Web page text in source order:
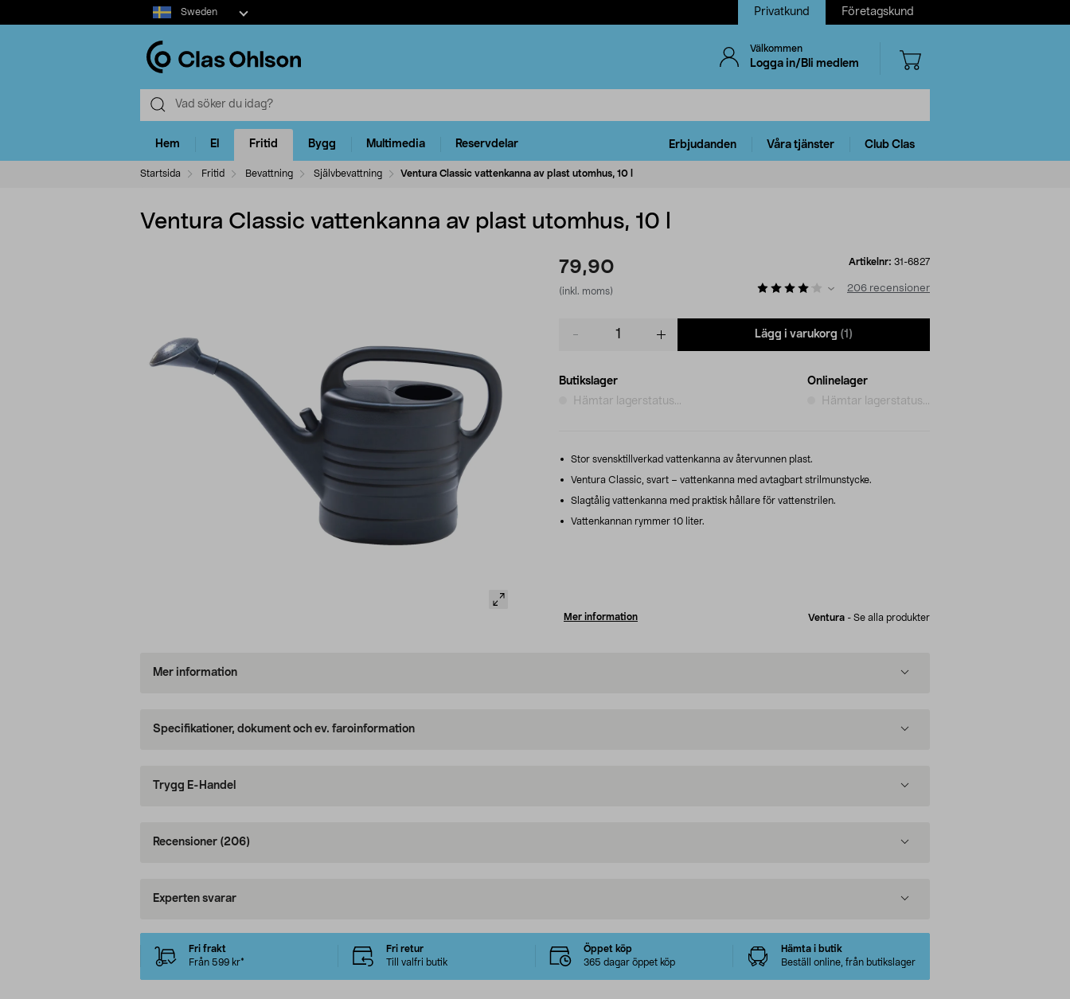
Select
market
Sweden Privatkund Företagskund
Välkommen
Logga in/Bli medlem
Hem El Fritid Bygg Multimedia Reservdelar Erbjudanden Våra tjänster Club Clas
Startsida Fritid Bevattning Självbevattning Ventura Classic vattenkanna av plast utomhus, 10 l
Ventura Classic vattenkanna av plast utomhus, 10 l
79,90
(inkl. moms)
Artikelnr: 31-6827
206 recensioner
Lägg i varukorg (1)
Butikslager
Hämtar lagerstatus...
Onlinelager
Hämtar lagerstatus...
Stor svensktillverkad vattenkanna av återvunnen plast.
Ventura Classic, svart – vattenkanna med avtagbart strilmunstycke.
Slagtålig vattenkanna med praktisk hållare för vattenstrilen.
Vattenkannan rymmer 10 liter.
Mer information Ventura - Se alla produkter
Mer information
Specifikationer, dokument och ev. faroinformation
Trygg E-Handel
Recensioner (206)
Experten svarar
Fri frakt
Från 599 kr*
Fri retur
Till valfri butik
Öppet köp
365 dagar öppet köp
Hämta i butik
Beställ online, från butikslager